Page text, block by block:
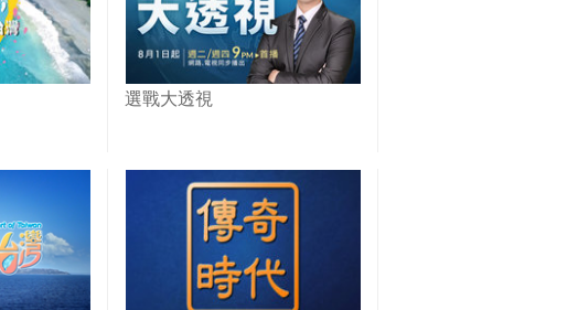
選戰大透視